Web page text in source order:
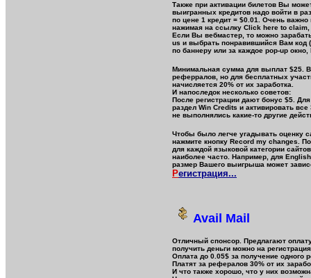
Также при активации билетов Вы
выигранных кредитов надо войти в
по цене 1 кредит = $0.01. Очень
нажимая на ссылку Click here to
Если Вы вебмастер, то можно
us и выбрать понравившийся Вам код
по баннеру или за каждое pop-up
Минимальная сумма для выплат $25.
реферралов, но для бесплатных
начисляется 20% от их заработка.
И напоследок несколько советов:
После регистрации дают бонус $5.
раздел Win Credits и активировать
не выполнялись какие-то другие
Чтобы было легче угадывать оценку
нажмите кнопку Record my changes.
для каждой языковой категории
наиболее часто. Например, для
размер Вашего выигрыша может
Регистрация...
Avail Mail
Отличный спонсор. Предлагают
получить деньги можно на
Оплата до 0.05$ за получение одного
Платят за рефералов 30% от их
И что также хорошо, что у них